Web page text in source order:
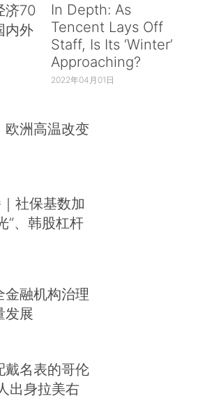
济70
内外
In Depth: As
Tencent Lays Off
Staff, Is Its ‘Winter’
Approaching?
2022年04月01日
欧洲高温改变
社保基数加
”、韩股杠杆
金融机构治理
发展
戴名表的哥伦
出身拉美右